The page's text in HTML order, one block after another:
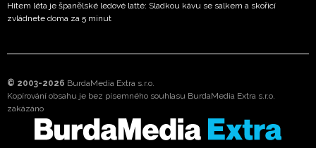
Hitem léta je španělské ledové latté: Sladkou kávu se salkem a skořicí
zvládnete doma za 5 minut
© 2003-2026 BurdaMedia Extra s.r.o.
Kopírování obsahu je bez písemného souhlasu BurdaMedia Extra s.r.o.
zakázáno